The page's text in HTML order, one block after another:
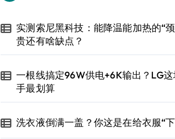
实测索尼黑科技：能降温能加热的“
贵还有啥缺点？
一根线搞定96W供电+6K输出？LG这
手最划算
洗衣液倒满一盖？你这是在给衣服“下